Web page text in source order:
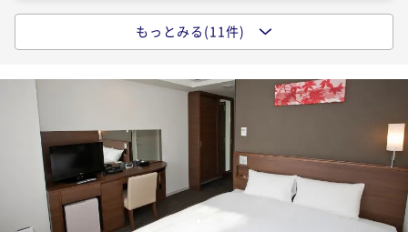
【キャッシュレス決済】【カジュアルステイを満喫】
朝食付き
IN 15:00 - 29:00 OUT11:00
ポイント即利用で
2名 ¥ 11,662 ~
ポイントアップ
【キャッシュレス決済】リラックスバスタイムプラン
～ジルスチュアートバスセット付き～（食事なし）
素泊まり
IN 15:00 - 24:00 OUT12:00
ポイント即利用で
2名 ¥ 9,580 ~
【直前割】ベストレートプラン【食事なし】柏駅東口
徒歩4分
素泊まり
IN 15:00 - 29:00 OUT11:00
ポイント即利用で
2名 ¥ 9,002 ~
もっとみる(11件)